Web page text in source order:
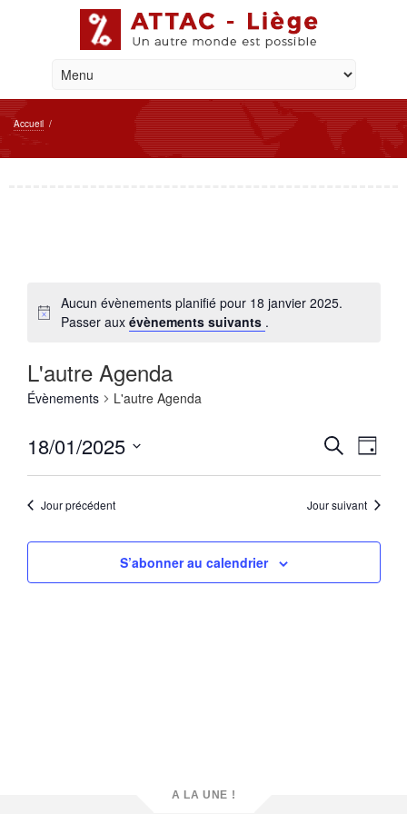
Accueil /
Aucun évènements planifié pour 18 janvier 2025.
Passer auxévènements suivants .
L'autre Agenda
Évènements L'autre Agenda
et
de
Recherche
de
vues
Jour
18/01/2025
date.Jour précédent Jour suivant
S’abonner au calendrier
A LA UNE !